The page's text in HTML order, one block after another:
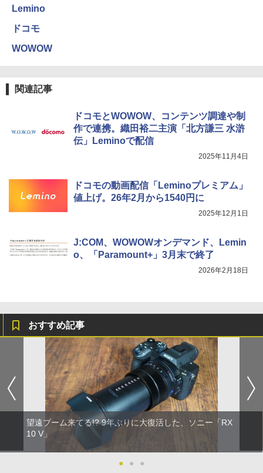
Lemino
ドコモ
WOWOW
関連記事
ドコモとWOWOW、コンテンツ調達や制
作で連携。織田裕二主演「北方謙三 水滸
伝」Leminoで配信
2025年11月4日
ドコモの動画配信「Leminoプレミアム」
値上げ。26年2月から1540円に
2025年12月1日
J:COM、WOWOWオンデマンド、Lemin
o、「Paramount+」3月末で終了
2026年2月18日
おすすめ記事
望遠ブーム来てる!? 9年ぶりに大復活した、ソニー「RX
10 V」
● ● ●